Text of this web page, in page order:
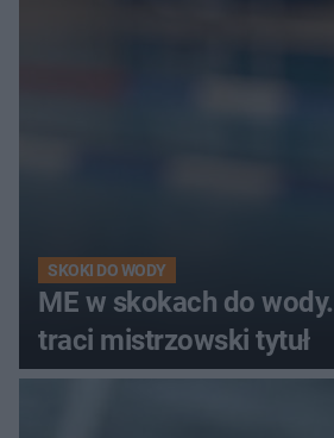
SKOKI DO WODY
ME w skokach do
traci mistrzowski tytuł